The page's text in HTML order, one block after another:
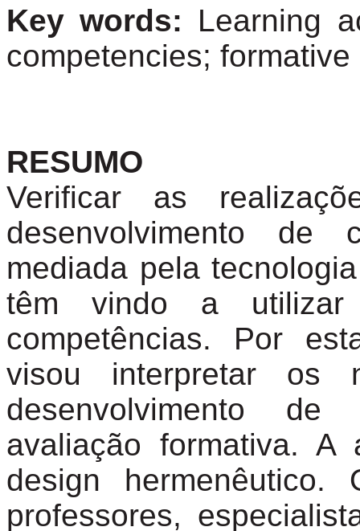
Key words: Learning
competencies;
RESUMO
Verificar as
desenvolvimento de
mediada pela
têm vindo a
competências. Por
visou interpretar os
desenvolvimento
avaliação formativa. A
design hermenêutico.
professores,